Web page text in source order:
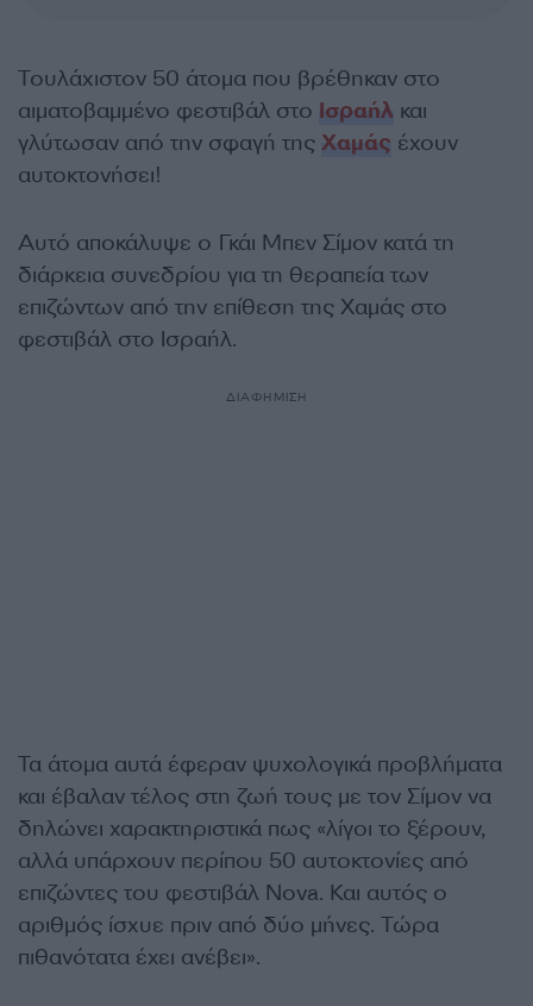
Τουλάχιστον 50 άτομα που βρέθηκαν στο
αιματοβαμμένο φεστιβάλ στο Ισραήλ και
γλύτωσαν από την σφαγή της Χαμάς έχουν
αυτοκτονήσει!
Αυτό αποκάλυψε ο Γκάι Μπεν Σίμον κατά τη
διάρκεια συνεδρίου για τη θεραπεία των
επιζώντων από την επίθεση της Χαμάς στο
φεστιβάλ στο Ισραήλ.
ΔΙΑΦΗΜΙΣΗ
Τα άτομα αυτά έφεραν ψυχολογικά προβλήματα
και έβαλαν τέλος στη ζωή τους με τον Σίμον να
δηλώνει χαρακτηριστικά πως «λίγοι το ξέρουν,
αλλά υπάρχουν περίπου 50 αυτοκτονίες από
επιζώντες του φεστιβάλ Nova. Και αυτός ο
αριθμός ίσχυε πριν από δύο μήνες. Τώρα
πιθανότατα έχει ανέβει».